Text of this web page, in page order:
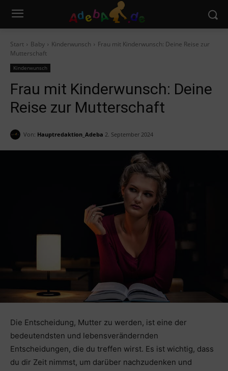
Start Baby Kinderwunsch
Frau mit Kinderwunsch: Deine Reise zur
Mutterschaft
Kinderwunsch
Frau mit Kinderwunsch: Deine
Reise zur Mutterschaft
Von: Hauptredaktion_Adeba 2. September 2024
Die Entscheidung, Mutter zu werden, ist eine der
bedeutendsten und lebensverändernden
Entscheidungen, die du treffen wirst. Es ist wichtig, dass
du dir Zeit nimmst, um darüber nachzudenken und